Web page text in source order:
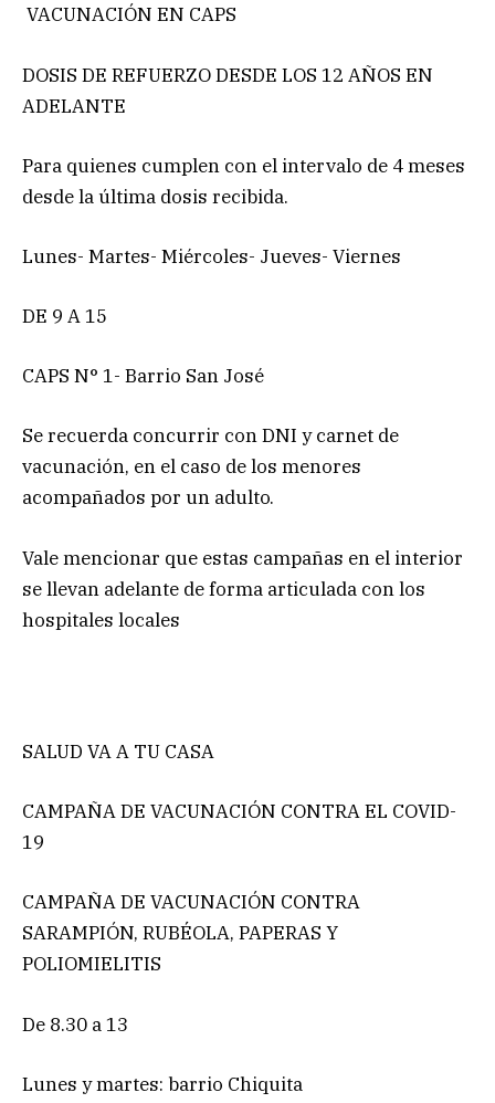
VACUNACIÓN EN CAPS
DOSIS DE REFUERZO DESDE LOS 12 AÑOS EN
ADELANTE
Para quienes cumplen con el intervalo de 4 meses
desde la última dosis recibida.
Lunes- Martes- Miércoles- Jueves- Viernes
DE 9 A 15
CAPS N° 1- Barrio San José
Se recuerda concurrir con DNI y carnet de
vacunación, en el caso de los menores
acompañados por un adulto.
Vale mencionar que estas campañas en el interior
se llevan adelante de forma articulada con los
hospitales locales
SALUD VA A TU CASA
CAMPAÑA DE VACUNACIÓN CONTRA EL COVID-
19
CAMPAÑA DE VACUNACIÓN CONTRA
SARAMPIÓN, RUBÉOLA, PAPERAS Y
POLIOMIELITIS
De 8.30 a 13
Lunes y martes: barrio Chiquita